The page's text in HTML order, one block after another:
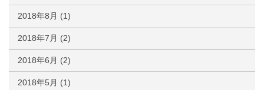
2018年8月 (1)
2018年7月 (2)
2018年6月 (2)
2018年5月 (1)